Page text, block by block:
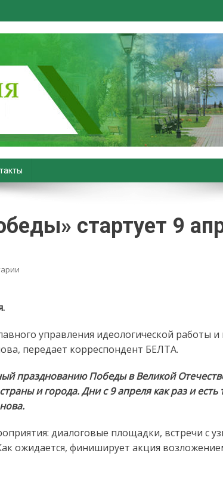
Новости Хойник.
стартует 9
стартует
9
управления идеологической работы
передает корреспондент БЕЛТА.
празднованию Победы в Великой
и города. Дни с 9 апреля как раз и есть
диалоговые площадки, встречи с
ожидается, финиширует акция